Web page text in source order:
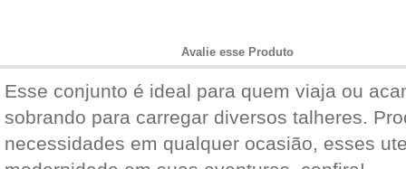
Avalie esse Produto
Esse conjunto é ideal para quem viaja ou
sobrando para carregar diversos talheres.
necessidades em qualquer ocasião, esses